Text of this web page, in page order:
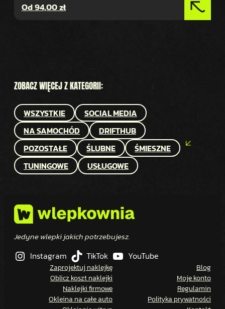
Od94,00zł
ZOBACZ WIĘCEJ Z KATEGORII:
WSZYSTKIE
SOCIAL MEDIA
NA SAMOCHÓD
DRIFTHUB
POZOSTAŁE
ŚLUBNE
ŚMIESZNE
TUNINGOWE
USŁUGOWE
Jedyne wlepki jakich potrzebujesz.
Instagram TikTok YouTube
Zaprojektuj naklejkę
Oblicz koszt naklejki
Naklejki firmowe
Okleina na całe auto
Blog
Moje konto
Regulamin
Polityka prywatności